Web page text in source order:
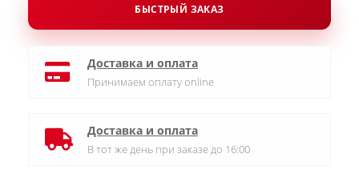
БЫСТРЫЙ ЗАКАЗ
Доставка и оплата
Принимаем оплату online
Доставка и оплата
В тот же день при заказе до 16:00